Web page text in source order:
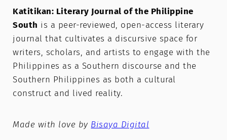
Katitikan: Literary Journal of the Philippine
South is a peer-reviewed, open-access literary
journal that cultivates a discursive space for
writers, scholars, and artists to engage with the
Philippines as a Southern discourse and the
Southern Philippines as both a cultural
construct and lived reality.
Made with love by Bisaya Digital